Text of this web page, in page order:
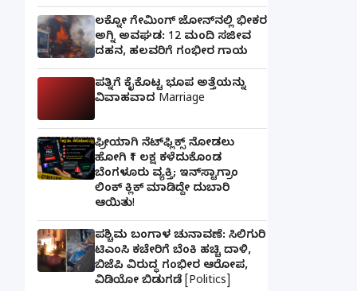
ಲಕ್ನೋ ಗೇಮಿಂಗ್ ಜೋನ್‌ನಲ್ಲಿ ಭೀಕರ
ಅಗ್ನಿ ಅವಘಡ: 12 ಮಂದಿ ಸಜೀವ
ದಹನ, ಹಲವರಿಗೆ ಗಂಭೀರ ಗಾಯ
ಪತ್ನಿಗೆ ಕೈಕೊಟ್ಟ ಭೂಪ ಅತ್ತೆಯನ್ನು
ವಿವಾಹವಾದ Marriage
ಫ್ರೀಯಾಗಿ ನೆಟ್‌ಫ್ಲಿಕ್ಸ್ ನೋಡಲು
ಹೋಗಿ ₹1 ಲಕ್ಷ ಕಳೆದುಕೊಂಡ
ಬೆಂಗಳೂರು ವ್ಯಕ್ತಿ; ಇನ್‌ಸ್ಟಾಗ್ರಾಂ
ಲಿಂಕ್ ಕ್ಲಿಕ್ ಮಾಡಿದ್ದೇ ದುಬಾರಿ
ಆಯಿತು!
ಪಶ್ಚಿಮ ಬಂಗಾಳ ಚುನಾವಣೆ: ಸಿಲಿಗುರಿ
ಟಿಎಂಸಿ ಕಚೇರಿಗೆ ಬೆಂಕಿ ಹಚ್ಚಿ ದಾಳಿ,
ಬಿಜೆಪಿ ವಿರುದ್ಧ ಗಂಭೀರ ಆರೋಪ,
ವಿಡಿಯೋ ಬಿಡುಗಡೆ [Politics]